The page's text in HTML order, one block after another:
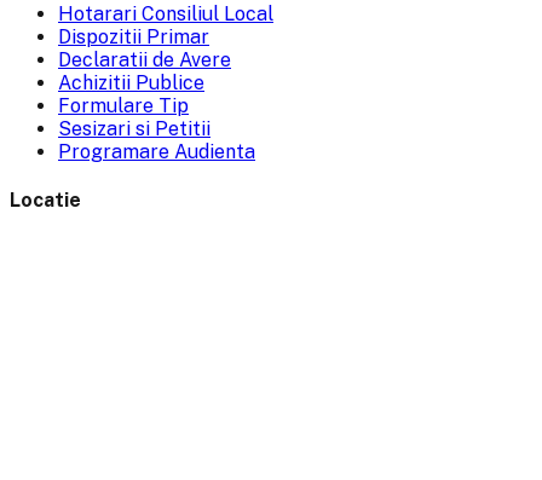
Hotarari Consiliul Local
Dispozitii Primar
Declaratii de Avere
Achizitii Publice
Formulare Tip
Sesizari si Petitii
Programare Audienta
Locatie